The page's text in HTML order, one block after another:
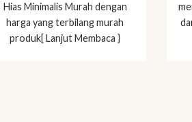
Hias Minimalis Murah dengan
harga yang terbilang murah
produk[ Lanjut Membaca }